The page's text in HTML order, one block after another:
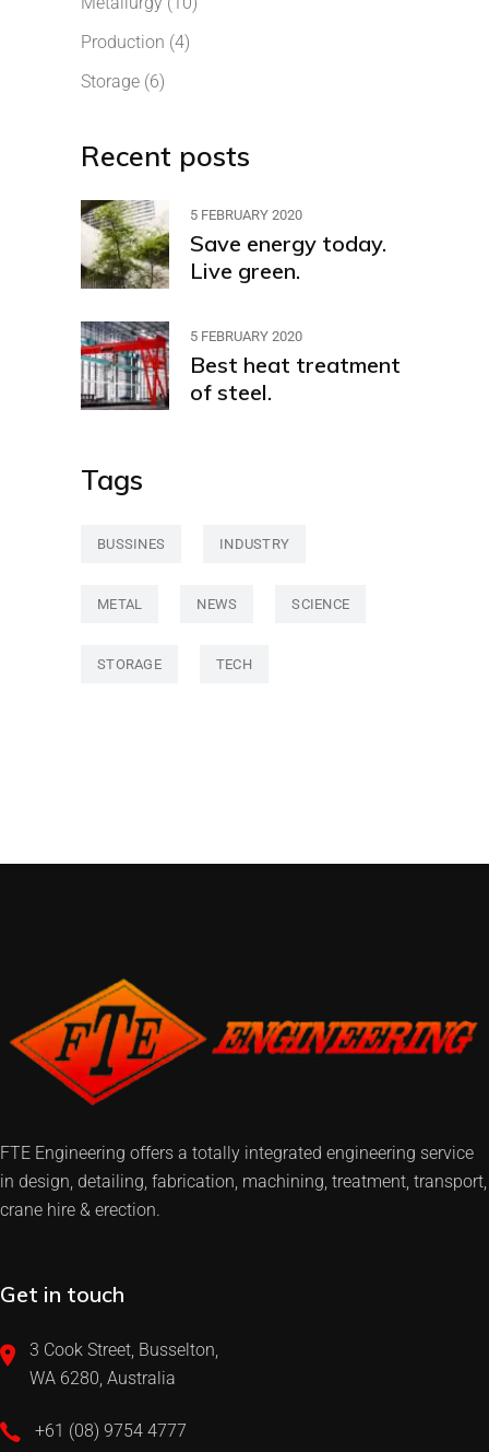
Production (4)
Storage (6)
Recent posts
5 FEBRUARY 2020
Save energy today.
Live green.
5 FEBRUARY 2020
Best heat treatment
of steel.
Tags
BUSSINES INDUSTRY
METAL NEWS SCIENCE
STORAGE TECH
FTE Engineering offers a totally integrated engineering service
in design, detailing, fabrication, machining, treatment, transport,
crane hire & erection.
Get in touch
3 Cook Street, Busselton,
WA 6280, Australia
+61 (08) 9754 4777